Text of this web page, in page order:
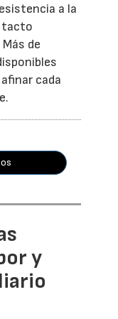
a la
tacto
de
cada
y